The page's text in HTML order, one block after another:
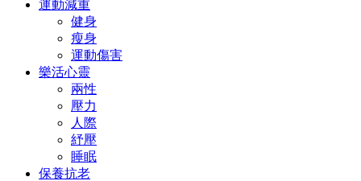
運動減重
健身
瘦身
運動傷害
樂活心靈
兩性
壓力
人際
紓壓
睡眠
保養抗老